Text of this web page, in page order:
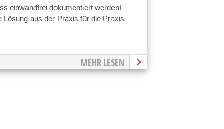
einwandfrei dokumentiert werden!
Lösung aus der Praxis für die Praxis
MEHR LESEN